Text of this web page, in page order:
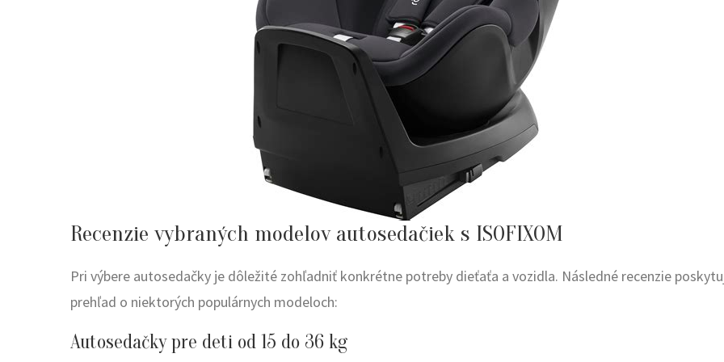
Recenzie vybraných modelov autosedačiek s ISOFIXOM
Pri výbere autosedačky je dôležité zohľadniť konkrétne potreby dieťaťa a vozidla. Následné recenzie
prehľad o niektorých populárnych modeloch:
Autosedačky pre deti od 15 do 36 kg